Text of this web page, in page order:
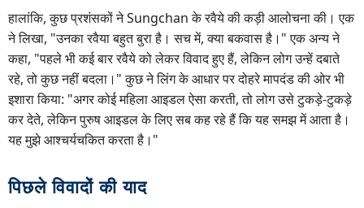
हालांकि, कुछ प्रशंसकों ने Sungchan के रवैये की कड़ी आलोचना की। एक
ने लिखा, "उनका रवैया बहुत बुरा है। सच में, क्या बकवास है।" एक अन्य ने
कहा, "पहले भी कई बार रवैये को लेकर विवाद हुए हैं, लेकिन लोग उन्हें दबाते
रहे, तो कुछ नहीं बदला।" कुछ ने लिंग के आधार पर दोहरे मापदंड की ओर भी
इशारा किया: "अगर कोई महिला आइडल ऐसा करती, तो लोग उसे टुकड़े-टुकड़े
कर देते, लेकिन पुरुष आइडल के लिए सब कह रहे हैं कि यह समझ में आता है।
यह मुझे आश्चर्यचकित करता है।"
पिछले विवादों की याद